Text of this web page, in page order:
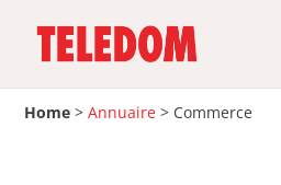
Home >Annuaire > Commerce